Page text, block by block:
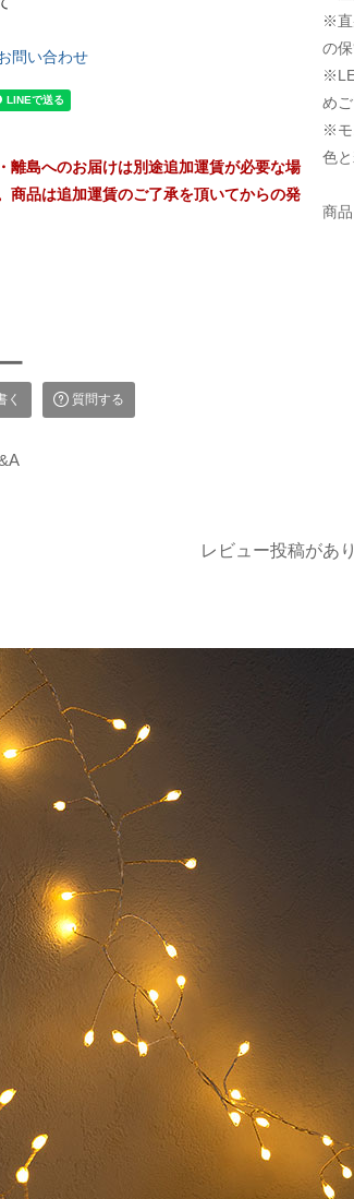
問い合わせ
離島へのお届けは別途追加運賃が必要な場
商品は追加運賃のご了承を頂いてからの発
※直
の
め
※モ
色
商
く 質問する
レビュー投稿があ